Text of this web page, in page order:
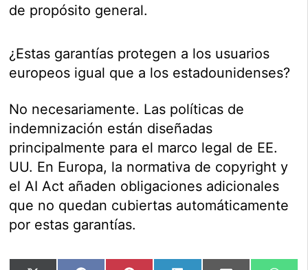
de propósito general.
¿Estas garantías protegen a los usuarios
europeos igual que a los estadounidenses?
No necesariamente. Las políticas de
indemnización están diseñadas
principalmente para el marco legal de EE.
UU. En Europa, la normativa de copyright y
el AI Act añaden obligaciones adicionales
que no quedan cubiertas automáticamente
por estas garantías.